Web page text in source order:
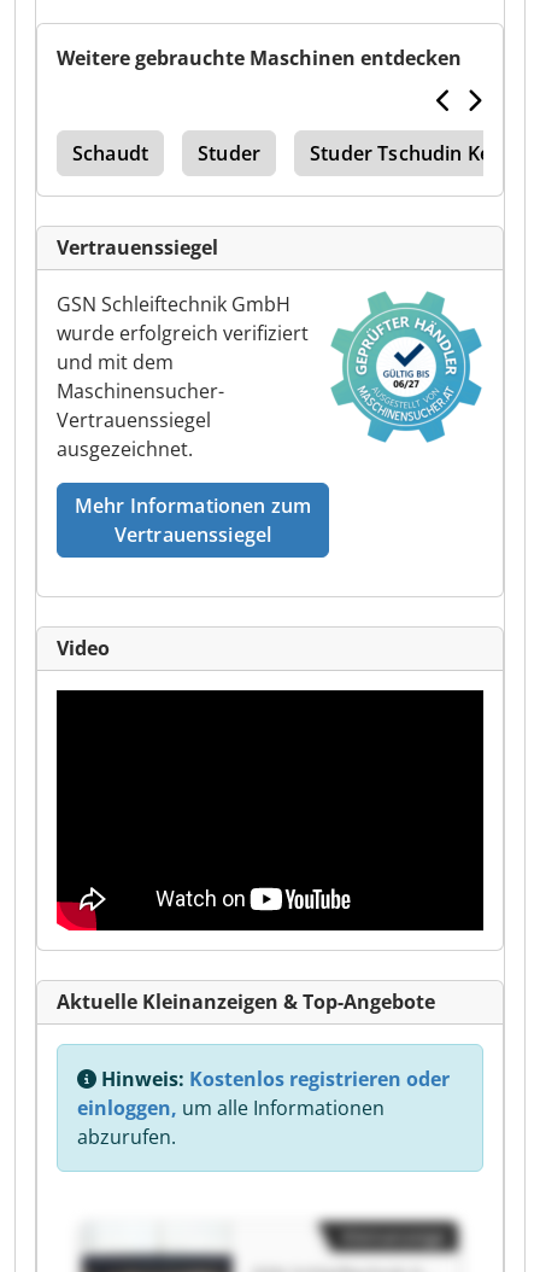
Weitere gebrauchte Maschinen entdecken
Schaudt Studer Studer Tschudin
Vertrauenssiegel
GSN Schleiftechnik GmbH
wurde erfolgreich verifiziert
und mit dem
Maschinensucher-
Vertrauenssiegel
ausgezeichnet.
Mehr Informationen zum
Vertrauenssiegel
Video
Aktuelle Kleinanzeigen & Top-Angebote
Hinweis: Kostenlos registrieren oder
einloggen, um alle Informationen
abzurufen.